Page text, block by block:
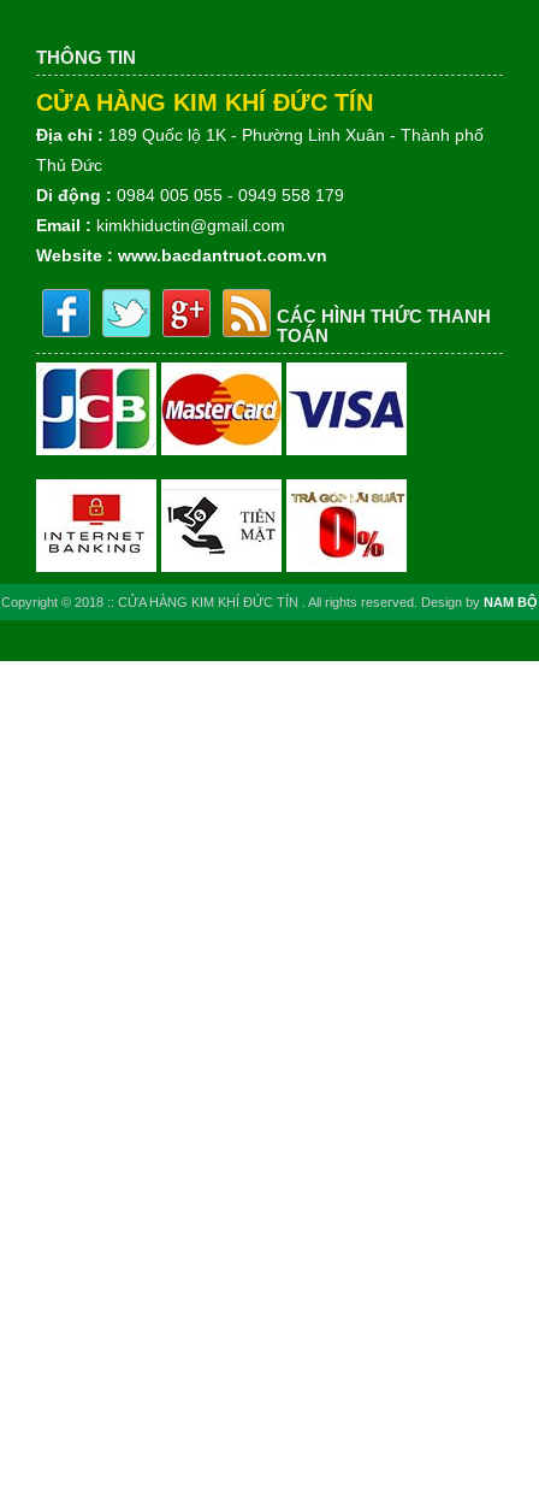
THÔNG TIN
CỬA HÀNG KIM KHÍ ĐỨC TÍN
Địa chỉ : 189 Quốc lộ 1K - Phường Linh Xuân - Thành phố
Thủ Đức
Di động : 0984 005 055 - 0949 558 179
Email : kimkhiductin@gmail.com
Website : www.bacdantruot.com.vn
CÁC HÌNH THỨC THANH
TOÁN
Copyright © 2018 :: CỬA HÀNG KIM KHÍ ĐỨC TÍN . All rights reserved. Design by NAM BỘ
Nam Bo VN.